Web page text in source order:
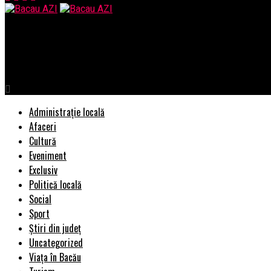
Administrație locală
Afaceri
Cultură
Eveniment
Exclusiv
Politică locală
Social
Sport
Știri din județ
Uncategorized
Viața în Bacău